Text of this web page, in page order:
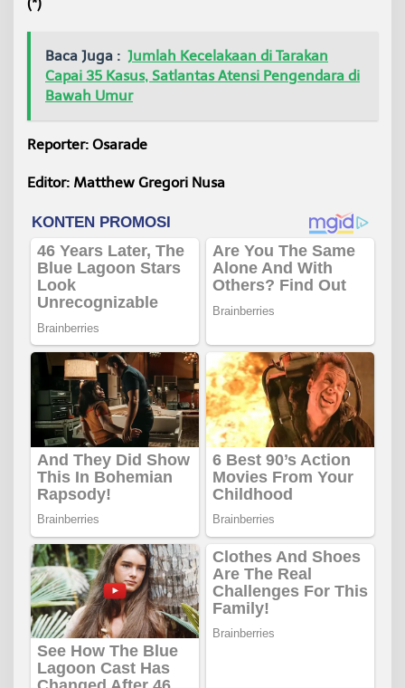
(*)
Baca Juga : Jumlah Kecelakaan di Tarakan
Capai 35 Kasus, Satlantas Atensi Pengendara di
Bawah Umur
Reporter: Osarade
Editor: Matthew Gregori Nusa